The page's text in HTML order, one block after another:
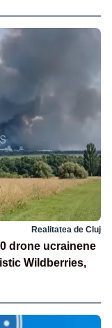
Realitatea de Cluj
drone ucrainene
Wildberries,